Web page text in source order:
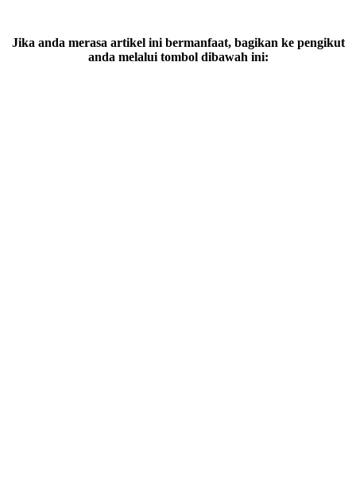
Jika anda merasa artikel ini bermanfaat, bagikan ke pengikut
anda melalui tombol dibawah ini: